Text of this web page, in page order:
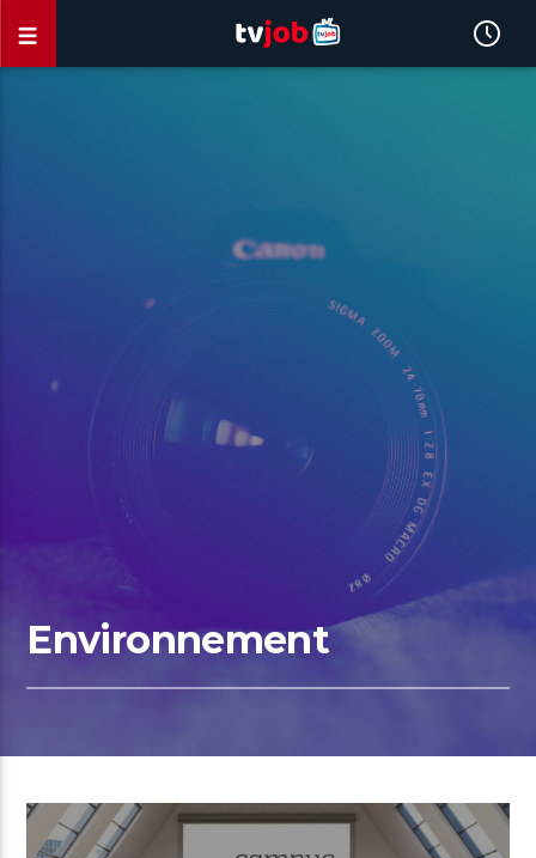
Environnement
00:53 READ TIME